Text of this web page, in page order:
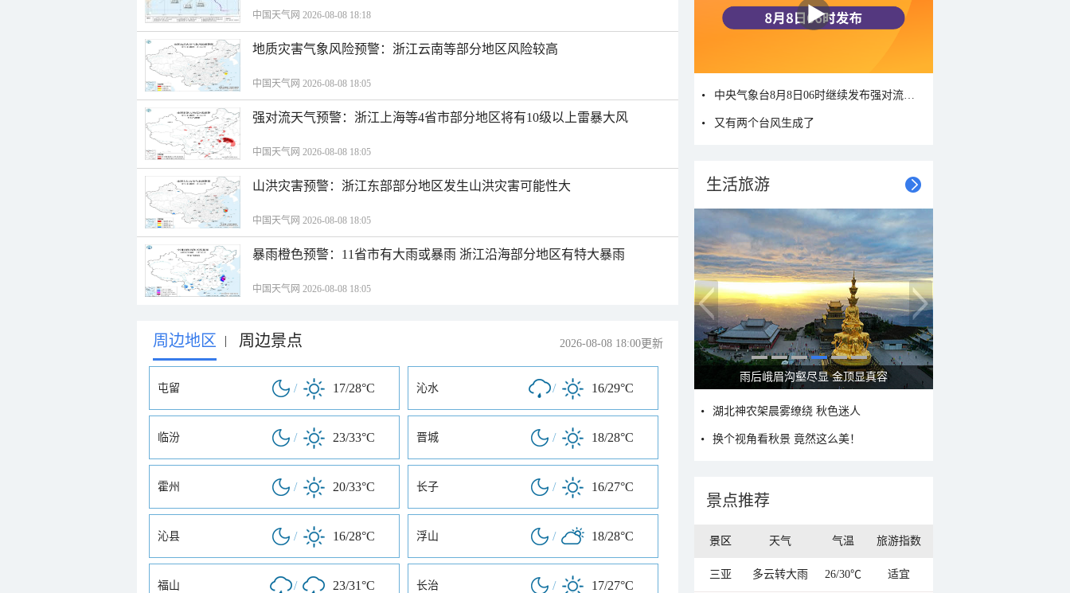
中国天气网 2026-08-08 18:18
地质灾害气象风险预警：浙江云南等部分地区风险较高
中国天气网 2026-08-08 18:05
强对流天气预警：浙江上海等4省市部分地区将有10级以上雷暴大风
中国天气网 2026-08-08 18:05
山洪灾害预警：浙江东部部分地区发生山洪灾害可能性大
中国天气网 2026-08-08 18:05
暴雨橙色预警：11省市有大雨或暴雨 浙江沿海部分地区有特大暴雨
中国天气网 2026-08-08 18:05
周边地区 | 周边景点 2026-08-08 18:00更新
屯留 / 17/28°C 沁水 / 16/29°C
临汾 / 23/33°C 晋城 / 18/28°C
霍州 / 20/33°C 长子 / 16/27°C
沁县 / 16/28°C 浮山 / 18/28°C
福山 / 23/31°C 长治 / 17/27°C
又有两个台风生成了
生活旅游
秋意浓 蓝天映衬下的哈尔滨伏尔加庄园
湖北神农架晨雾缭绕 秋色迷人
换个视角看秋景 竟然这么美！
景点推荐
景区 天气 气温 旅游指数
三亚 多云转大雨 26/30℃ 适宜